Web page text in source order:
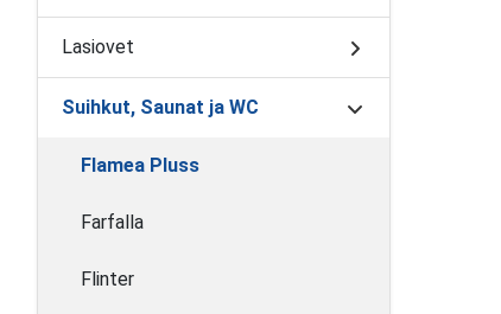
Lasiovet
Suihkut, Saunat ja WC
Flamea Pluss
Farfalla
Flinter